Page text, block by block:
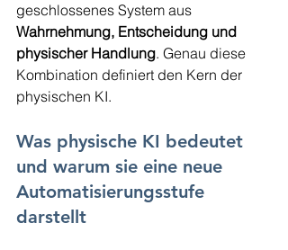
geschlossenes System aus
Wahrnehmung, Entscheidung und
physischer Handlung. Genau diese
Kombination definiert den Kern der
physischen KI.
Was physische KI bedeutet
und warum sie eine neue
Automatisierungsstufe
darstellt